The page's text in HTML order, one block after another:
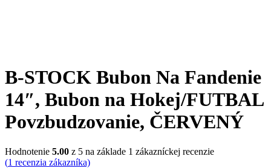
B-STOCK Bubon Na Fandenie
14″, Bubon na Hokej/FUTBAL
Povzbudzovanie, ČERVENÝ
Hodnotenie 5.00 z 5 na základe 1 zákazníckej recenzie
(1 recenzia zákazníka)